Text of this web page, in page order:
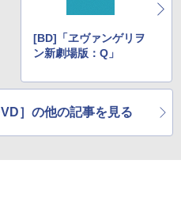
[BD]「ヱヴァンゲリヲ
ン新劇場版：Q」
］の他の記事を見る